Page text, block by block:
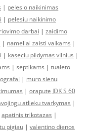
| pelesio naikinimas
| pelesiu naikinimo
darbai | zaidimo
| nameliai zaisti vaikams |
| kaseciu pildymas vilnius |
| septikams | tualeto
| muro sienu
| orapute JDK S 60
atlieku tvarkymas |
apatinis trikotazas |
pigiau | valentino dienos